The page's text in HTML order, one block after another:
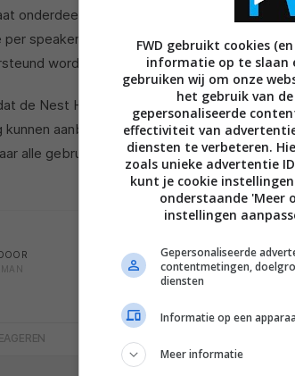
onderdeel van je tijdelijke speakergroep. Net
speaker of apparaat aan te passen. Dit
worden.
de Nest Hub en soortgelijke apparaten
kunnen aanbieden als het gaat om audio. De
alle gebruikers met een Nest Hub of smart
FWD gebruikt cookies
informatie op te slaan
gebruiken wij om onze
het gebruik van
gepersonaliseerde
effectiviteit van
diensten te verbeteren.
zoals unieke advertentie
kunt je cookie
onderstaande 'Meer
instellingen
Gepersonaliseerde
contentmetingen,
diensten
Informatie op een
Meer informatie